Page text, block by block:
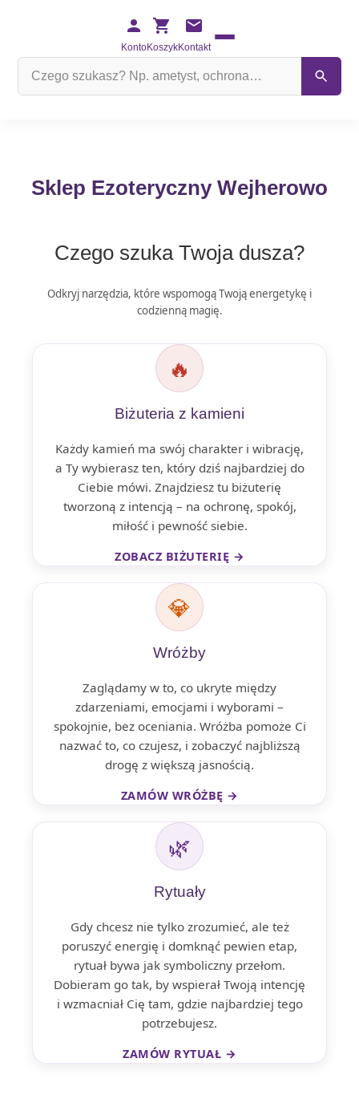
KontoKoszykKontakt
Sklep Ezoteryczny Wejherowo
Czego szuka Twoja dusza?
Odkryj narzędzia, które wspomogą Twoją energetykę i
codzienną magię.
🔥
Biżuteria z kamieni
Każdy kamień ma swój charakter i wibrację,
a Ty wybierasz ten, który dziś najbardziej do
Ciebie mówi. Znajdziesz tu biżuterię
tworzoną z intencją – na ochronę, spokój,
miłość i pewność siebie.
ZOBACZ BIŻUTERIĘ →
💎
Wróżby
Zaglądamy w to, co ukryte między
zdarzeniami, emocjami i wyborami –
spokojnie, bez oceniania. Wróżba pomoże Ci
nazwać to, co czujesz, i zobaczyć najbliższą
drogę z większą jasnością.
ZAMÓW WRÓŻBĘ →
🌿
Rytuały
Gdy chcesz nie tylko zrozumieć, ale też
poruszyć energię i domknąć pewien etap,
rytuał bywa jak symboliczny przełom.
Dobieram go tak, by wspierał Twoją intencję
i wzmacniał Cię tam, gdzie najbardziej tego
potrzebujesz.
ZAMÓW RYTUAŁ →